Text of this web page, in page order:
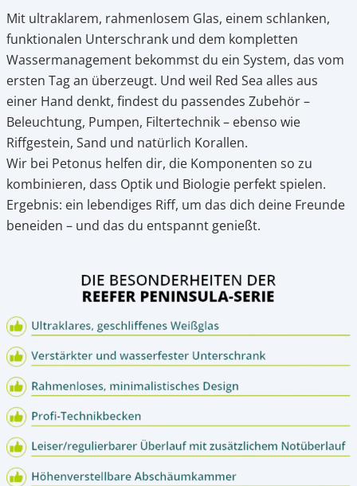
Mit ultraklarem, rahmenlosem Glas, einem schlanken,
funktionalen Unterschrank und dem kompletten
Wassermanagement bekommst du ein System, das vom
ersten Tag an überzeugt. Und weil Red Sea alles aus
einer Hand denkt, findest du passendes Zubehör –
Beleuchtung, Pumpen, Filtertechnik – ebenso wie
Riffgestein, Sand und natürlich Korallen.
Wir bei Petonus helfen dir, die Komponenten so zu
kombinieren, dass Optik und Biologie perfekt spielen.
Ergebnis: ein lebendiges Riff, um das dich deine Freunde
beneiden – und das du entspannt genießt.